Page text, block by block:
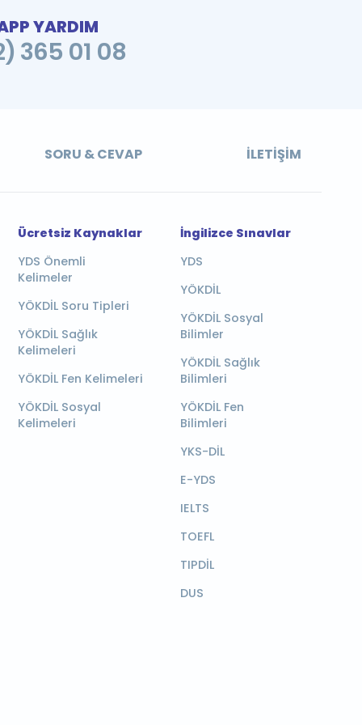
YARDIM
365 01 08
SORU & CEVAP İLETIŞIM
Ücretsiz Kaynaklar
YDS Önemli
Kelimeler
YÖKDİL Soru Tipleri
YÖKDİL Sağlık
Kelimeleri
YÖKDİL Fen Kelimeleri
YÖKDİL Sosyal
Kelimeleri
İngilizce Sınavlar
YDS
YÖKDİL
YÖKDİL Sosyal
Bilimler
YÖKDİL Sağlık
Bilimleri
YÖKDİL Fen
Bilimleri
YKS-DİL
E-YDS
IELTS
TOEFL
TIPDİL
DUS